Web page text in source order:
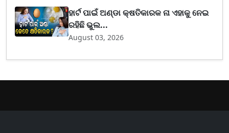
ହାର୍ଟ ପାଇଁ ଅଣ୍ଡା କ୍ଷତିକାରକ ନା ଏହାକୁ ନେଇ
ରହିଛି ଭୁଲ...
August 03, 2026